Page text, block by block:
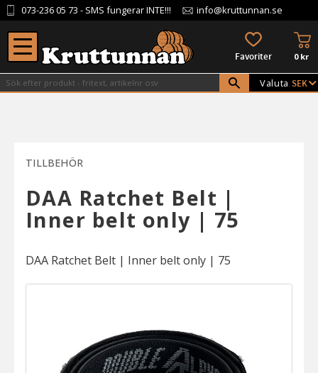
Meny
073-236 05 73 - SMS fungerar INTE!!! info@kruttunnan.se
FAVORITER 0kr
Valuta
TILLBEHÖR
DAA Ratchet Belt |
Inner belt only | 75
DAA Ratchet Belt | Inner belt only | 75